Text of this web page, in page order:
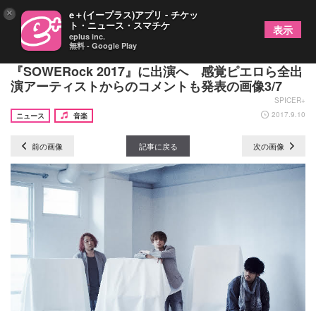
CIVILIAN、鳴ル銅鑼がPAチーム主催イベント
『SOWERock 2017』に出演へ 感覚ピエロら全出
演アーティストからのコメントも発表の画像3/7
SPICER+
ニュース
音楽 2017.9.10
前の画像 記事に戻る 次の画像
× e＋(イープラス)アプリ - チケッ
ト・ニュース・スマチケ
eplus inc.
無料 - Google Play
表示